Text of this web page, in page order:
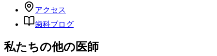
アクセス
歯科ブログ
私たちの他の医師